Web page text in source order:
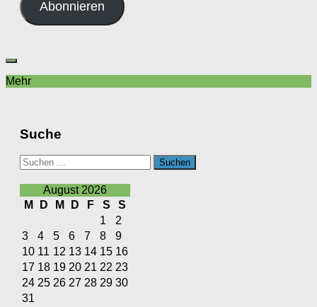
Abonnieren
Mehr
Suche
Suchen
nach:
August 2026
M
D M D F S
S
1
2
3
4 5 6 7 8
9
10 11 12 13 14 15 16
17 18 19 20 21 22 23
24 25 26 27 28 29 30
31